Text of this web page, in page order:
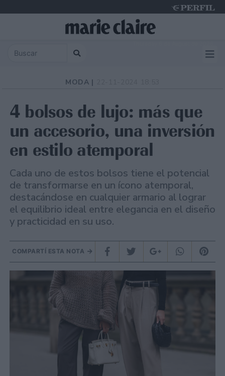
MODA |
4 bolsos de lujo: más que
un accesorio, una inversión
en estilo atemporal
Cada uno de estos bolsos tiene el potencial
de transformarse en un ícono atemporal,
destacándose en cualquier armario al lograr
el equilibrio ideal entre elegancia en el diseño
y practicidad en su uso.
COMPARTÍ ESTA NOTA